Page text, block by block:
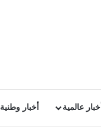
أخبار عالمية أخبار وطنية